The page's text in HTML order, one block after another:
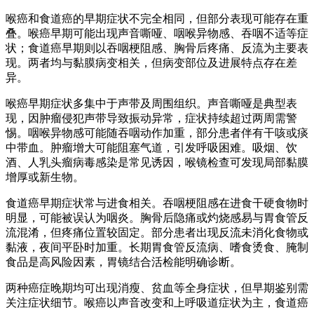
喉癌和食道癌的早期症状不完全相同，但部分表现可能存在重
叠。喉癌早期可能出现声音嘶哑、咽喉异物感、吞咽不适等症
状；食道癌早期则以吞咽梗阻感、胸骨后疼痛、反流为主要表
现。两者均与黏膜病变相关，但病变部位及进展特点存在差
异。
喉癌早期症状多集中于声带及周围组织。声音嘶哑是典型表
现，因肿瘤侵犯声带导致振动异常，症状持续超过两周需警
惕。咽喉异物感可能随吞咽动作加重，部分患者伴有干咳或痰
中带血。肿瘤增大可能阻塞气道，引发呼吸困难。吸烟、饮
酒、人乳头瘤病毒感染是常见诱因，喉镜检查可发现局部黏膜
增厚或新生物。
食道癌早期症状常与进食相关。吞咽梗阻感在进食干硬食物时
明显，可能被误认为咽炎。胸骨后隐痛或灼烧感易与胃食管反
流混淆，但疼痛位置较固定。部分患者出现反流未消化食物或
黏液，夜间平卧时加重。长期胃食管反流病、嗜食烫食、腌制
食品是高风险因素，胃镜结合活检能明确诊断。
两种癌症晚期均可出现消瘦、贫血等全身症状，但早期鉴别需
关注症状细节。喉癌以声音改变和上呼吸道症状为主，食道癌